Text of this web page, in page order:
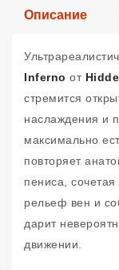
Описание
Inferno от
стремится
наслаждения и
максимально
повторяет
пениса,
рельеф вен и
дарит
движении.